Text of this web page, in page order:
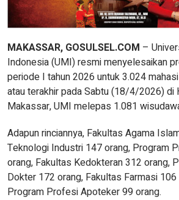
MAKASSAR, GOSULSEL.COM –
Indonesia (UMI) resmi menyelesaikan
periode I tahun 2026 untuk 3.024
atau terakhir pada Sabtu (18/4/2026) di
Makassar, UMI melepas 1.081
Adapun rinciannya, Fakultas Agama
Teknologi Industri 147 orang, Program
orang, Fakultas Kedokteran 312 orang,
Dokter 172 orang, Fakultas Farmasi
Program Profesi Apoteker 99 orang.